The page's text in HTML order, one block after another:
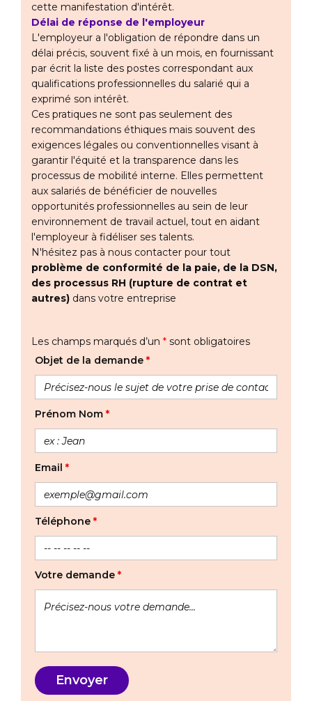
cette manifestation d'intérêt.
Délai de réponse de l'employeur
L'employeur a l'obligation de répondre dans un
délai précis, souvent fixé à un mois, en fournissant
par écrit la liste des postes correspondant aux
qualifications professionnelles du salarié qui a
exprimé son intérêt.
Ces pratiques ne sont pas seulement des
recommandations éthiques mais souvent des
exigences légales ou conventionnelles visant à
garantir l'équité et la transparence dans les
processus de mobilité interne. Elles permettent
aux salariés de bénéficier de nouvelles
opportunités professionnelles au sein de leur
environnement de travail actuel, tout en aidant
l'employeur à fidéliser ses talents.
N'hésitez pas à nous contacter pour tout
problème de conformité de la paie, de la DSN,
des processus RH (rupture de contrat et
autres) dans votre entreprise
Les champs marqués d’un * sont obligatoires
Objet de la demande *
Prénom Nom *
Email *
Téléphone *
Votre demande *